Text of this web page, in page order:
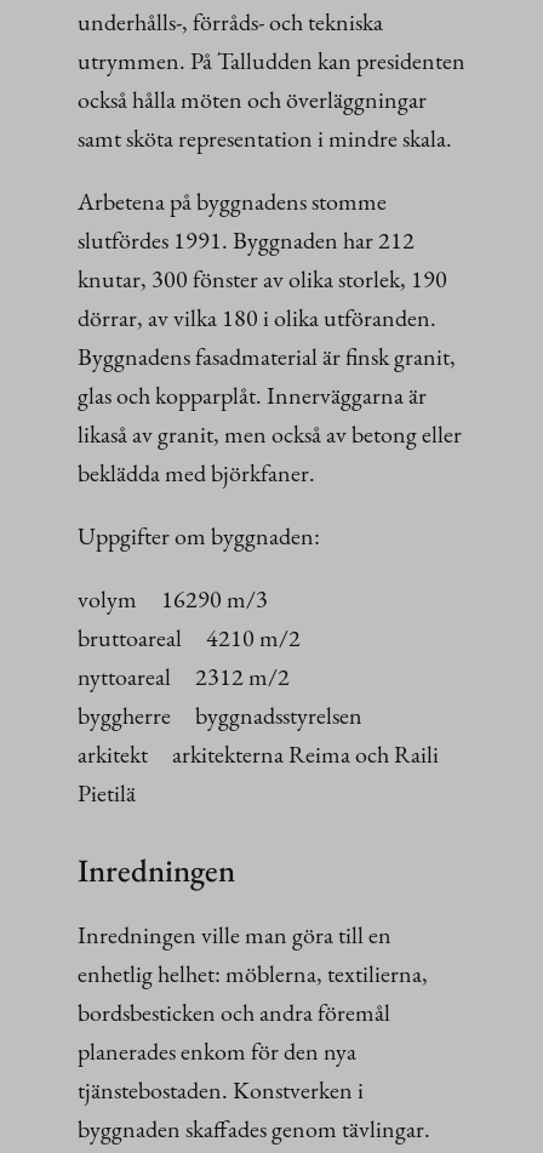
underhålls-, förråds- och tekniska
utrymmen. På Talludden kan presidenten
också hålla möten och överläggningar
samt sköta representation i mindre skala.
Arbetena på byggnadens stomme
slutfördes 1991. Byggnaden har 212
knutar, 300 fönster av olika storlek, 190
dörrar, av vilka 180 i olika utföranden.
Byggnadens fasadmaterial är finsk granit,
glas och kopparplåt. Innerväggarna är
likaså av granit, men också av betong eller
beklädda med björkfaner.
Uppgifter om byggnaden:
volym 16290 m/3
bruttoareal 4210 m/2
nyttoareal 2312 m/2
byggherre byggnadsstyrelsen
arkitekt arkitekterna Reima och Raili
Pietilä
Inredningen
Inredningen ville man göra till en
enhetlig helhet: möblerna, textilierna,
bordsbesticken och andra föremål
planerades enkom för den nya
tjänstebostaden. Konstverken i
byggnaden skaffades genom tävlingar.